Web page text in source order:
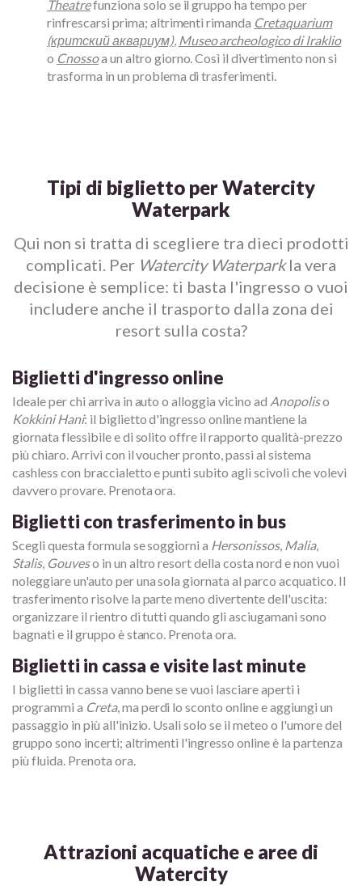
Theatrefunziona solo se il gruppo ha tempo per
rinfrescarsi prima; altrimenti rimanda Cretaquarium
(критский аквариум), Museo archeologico di Iraklio
o Cnossoa un altro giorno. Così il divertimento non si
trasforma in un problema di trasferimenti.
Tipi di biglietto per Watercity
Waterpark
Qui non si tratta di scegliere tra dieci prodotti
complicati. Per Watercity Waterparkla vera
decisione è semplice: ti basta l'ingresso o vuoi
includere anche il trasporto dalla zona dei
resort sulla costa?
Biglietti d'ingresso online
Ideale per chi arriva in auto o alloggia vicino ad Anopoliso
Kokkini Hani: il biglietto d'ingresso online mantiene la
giornata flessibile e di solito offre il rapporto qualità-prezzo
più chiaro. Arrivi con il voucher pronto, passi al sistema
cashless con braccialetto e punti subito agli scivoli che volevi
davvero provare. Prenota ora.
Biglietti con trasferimento in bus
Scegli questa formula se soggiorni a Hersonissos, Malia,
Stalis, Gouveso in un altro resort della costa nord e non vuoi
noleggiare un'auto per una sola giornata al parco acquatico. Il
trasferimento risolve la parte meno divertente dell'uscita:
organizzare il rientro di tutti quando gli asciugamani sono
bagnati e il gruppo è stanco. Prenota ora.
Biglietti in cassa e visite last minute
I biglietti in cassa vanno bene se vuoi lasciare aperti i
programmi a Creta, ma perdi lo sconto online e aggiungi un
passaggio in più all'inizio. Usali solo se il meteo o l'umore del
gruppo sono incerti; altrimenti l'ingresso online è la partenza
più fluida. Prenota ora.
Attrazioni acquatiche e aree di
Watercity